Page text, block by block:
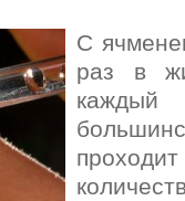
ЭНДОКРИНОЛОГИЯ
С
раз в